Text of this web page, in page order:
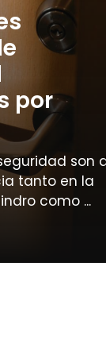
por
son
tanto en la
como ...